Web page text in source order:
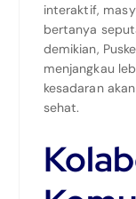
interaktif,
bertanya
demikian,
menjangkau
kesadaran
sehat.